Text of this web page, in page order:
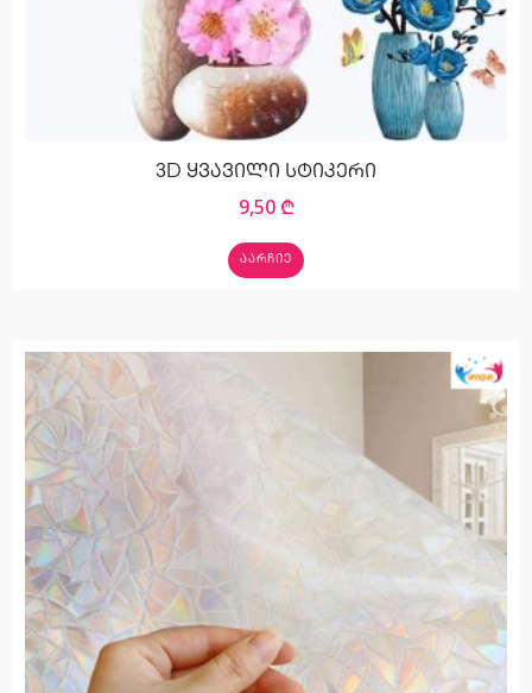
3D ყვავილი სტიკერი
9,50 ₾
ᲐᲐᲠᲩᲘᲔ